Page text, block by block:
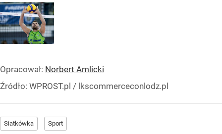
Opracował: Norbert Amlicki
Źródło: WPROST.pl / lkscommerceconlodz.pl
Siatkówka Sport